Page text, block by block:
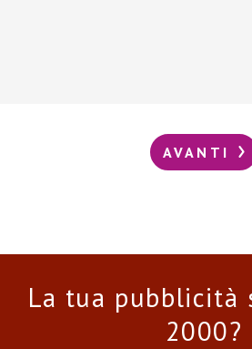
AVANTI
La tua pubblicità
2000?